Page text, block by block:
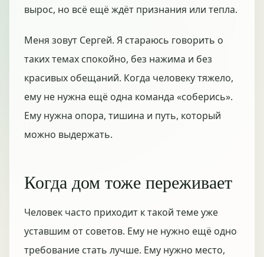
вырос, но всё ещё ждёт признания или тепла.
Меня зовут Сергей. Я стараюсь говорить о
таких темах спокойно, без нажима и без
красивых обещаний. Когда человеку тяжело,
ему не нужна ещё одна команда «соберись».
Ему нужна опора, тишина и путь, который
можно выдержать.
Когда дом тоже переживает
Человек часто приходит к такой теме уже
уставшим от советов. Ему не нужно ещё одно
требование стать лучше. Ему нужно место,